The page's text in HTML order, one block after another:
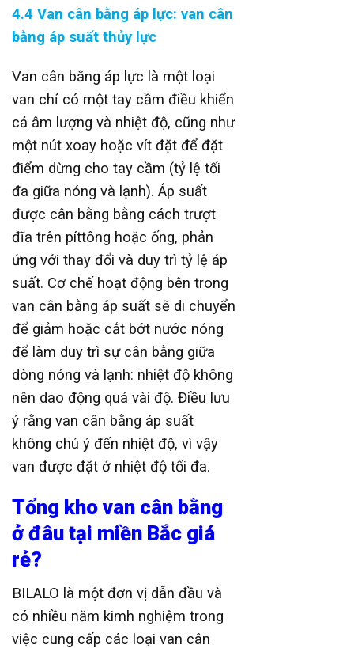
4.4 Van cân bằng áp lực: van cân
bằng áp suất thủy lực
Van cân bằng áp lực là một loại
van chỉ có một tay cầm điều khiển
cả âm lượng và nhiệt độ, cũng như
một nút xoay hoặc vít đặt để đặt
điểm dừng cho tay cầm (tỷ lệ tối
đa giữa nóng và lạnh). Áp suất
được cân bằng bằng cách trượt
đĩa trên píttông hoặc ống, phản
ứng với thay đổi và duy trì tỷ lệ áp
suất. Cơ chế hoạt động bên trong
van cân bằng áp suất sẽ di chuyển
để giảm hoặc cắt bớt nước nóng
để làm duy trì sự cân bằng giữa
dòng nóng và lạnh: nhiệt độ không
nên dao động quá vài độ. Điều lưu
ý rằng van cân bằng áp suất
không chú ý đến nhiệt độ, vì vậy
van được đặt ở nhiệt độ tối đa.
Tổng kho van cân bằng
ở đâu tại miền Bắc giá
rẻ?
BILALO là một đơn vị dẫn đầu và
có nhiều năm kimh nghiệm trong
việc cung cấp các loại van cân